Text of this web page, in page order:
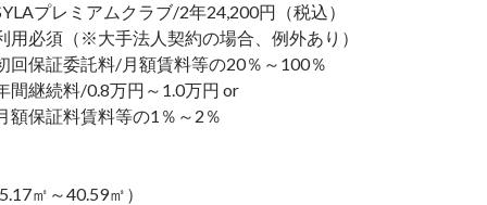
レミアムクラブ/2年24,200円（税込）
須（※大手法人契約の場合、例外あり）
証委託料/月額賃料等の20％～100％
継続料/0.8万円～1.0万円 or
保証料賃料等の1％～2％
㎡～40.59㎡）